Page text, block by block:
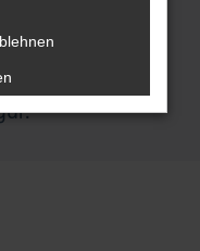
ohnehin
bei
und